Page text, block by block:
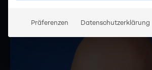
Präferenzen Datenschutzerklärung